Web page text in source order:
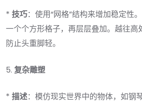
* 技巧：使用“网格”结构来增加稳定性
一个个方形格子，再层层叠加。越往高
防止头重脚轻。
5. 复杂雕塑
* 描述：模仿现实世界中的物体，如钢